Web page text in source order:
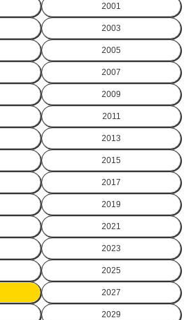
2001
2003
2005
2007
2009
2011
2013
2015
2017
2019
2021
2023
2025
2027
2029